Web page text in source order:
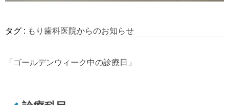
タグ : もり歯科医院からのお知らせ
「 ゴールデンウィーク中の診療日 」